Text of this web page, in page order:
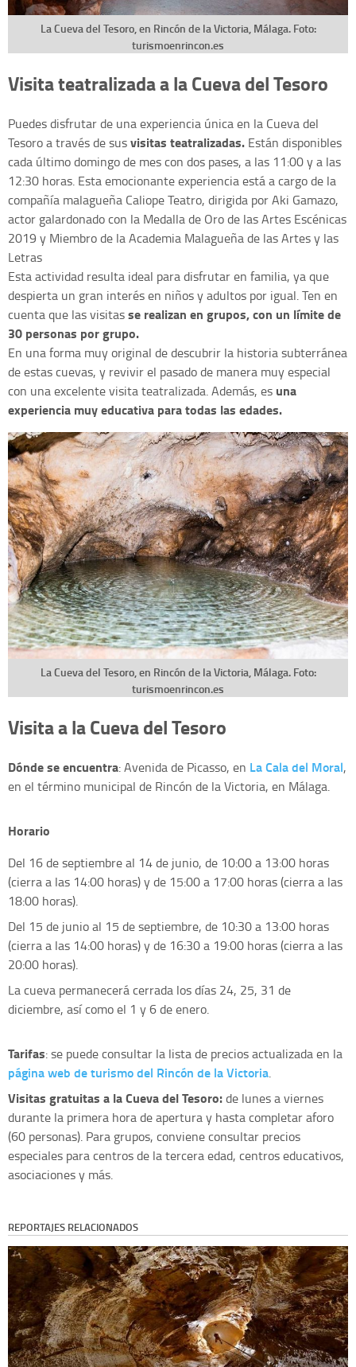
La Cueva del Tesoro, en Rincón de la Victoria, Málaga. Foto:
turismoenrincon.es
Visita teatralizada a la Cueva del Tesoro
Puedes disfrutar de una experiencia única en la Cueva del
Tesoro a través de susvisitas teatralizadas. Están disponibles
cada último domingo de mes con dos pases, a las 11:00 y a las
12:30 horas. Esta emocionante experiencia está a cargo de la
compañía malagueña Caliope Teatro, dirigida por Aki Gamazo,
actor galardonado con la Medalla de Oro de las Artes Escénicas
2019 y Miembro de la Academia Malagueña de las Artes y las
Letras
Esta actividad resulta ideal para disfrutar en familia, ya que
despierta un gran interés en niños y adultos por igual. Ten en
cuenta que las visitasse realizan en grupos, con un límite de
30 personas por grupo.
En una forma muy original de descubrir la historia subterránea
de estas cuevas, y revivir el pasado de manera muy especial
con una excelente visita teatralizada. Además, es una
experiencia muy educativa para todas las edades.
La Cueva del Tesoro, en Rincón de la Victoria, Málaga. Foto:
turismoenrincon.es
Visita a la Cueva del Tesoro
Dónde se encuentra: Avenida de Picasso, en La Cala del Moral,
en el término municipal de Rincón de la Victoria, en Málaga.
Horario
Del 16 de septiembre al 14 de junio, de 10:00 a 13:00 horas
(cierra a las 14:00 horas) y de 15:00 a 17:00 horas (cierra a las
18:00 horas).
Del 15 de junio al 15 de septiembre, de 10:30 a 13:00 horas
(cierra a las 14:00 horas) y de 16:30 a 19:00 horas (cierra a las
20:00 horas).
La cueva permanecerá cerrada los días 24, 25, 31 de
diciembre, así como el 1 y 6 de enero.
Tarifas: se puede consultar la lista de precios actualizada en la
página web de turismo del Rincón de la Victoria.
Visitas gratuitas a la Cueva del Tesoro:de lunes a viernes
durante la primera hora de apertura y hasta completar aforo
(60 personas). Para grupos, conviene consultar precios
especiales para centros de la tercera edad, centros educativos,
asociaciones y más.
REPORTAJES RELACIONADOS